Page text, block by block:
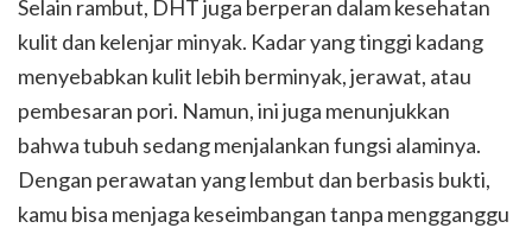
Selain rambut, DHT juga berperan dalam kesehatan
kulit dan kelenjar minyak. Kadar yang tinggi kadang
menyebabkan kulit lebih berminyak, jerawat, atau
pembesaran pori. Namun, ini juga menunjukkan
bahwa tubuh sedang menjalankan fungsi alaminya.
Dengan perawatan yang lembut dan berbasis bukti,
kamu bisa menjaga keseimbangan tanpa mengganggu